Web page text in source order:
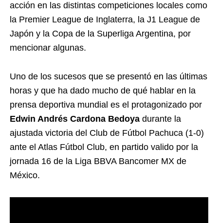
acción en las distintas competiciones locales como
la Premier League de Inglaterra, la J1 League de
Japón y la Copa de la Superliga Argentina, por
mencionar algunas.
Uno de los sucesos que se presentó en las últimas
horas y que ha dado mucho de qué hablar en la
prensa deportiva mundial es el protagonizado por
Edwin Andrés Cardona Bedoya durante la
ajustada victoria del Club de Fútbol Pachuca (1-0)
ante el Atlas Fútbol Club, en partido valido por la
jornada 16 de la Liga BBVA Bancomer MX de
México.